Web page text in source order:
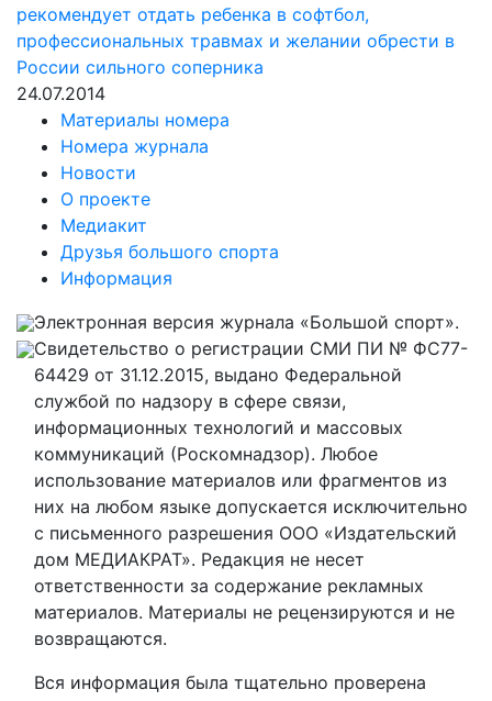
рекомендует отдать ребенка в софтбол,
профессиональных травмах и желании обрести в
России сильного соперника
24.07.2014
Материалы номера
Номера журнала
Новости
О проекте
Медиакит
Друзья большого спорта
Информация
Электронная версия журнала «Большой спорт».
Свидетельство о регистрации СМИ ПИ № ФС77-
64429 от 31.12.2015, выдано Федеральной
службой по надзору в сфере связи,
информационных технологий и массовых
коммуникаций (Роскомнадзор). Любое
использование материалов или фрагментов из
них на любом языке допускается исключительно
с письменного разрешения ООО «Издательский
дом МЕДИАКРАТ». Редакция не несет
ответственности за содержание рекламных
материалов. Материалы не рецензируются и не
возвращаются.
Вся информация была тщательно проверена